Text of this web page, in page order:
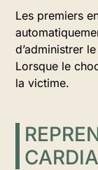
Les premiers
d’administrer
Lorsque le
la victime.